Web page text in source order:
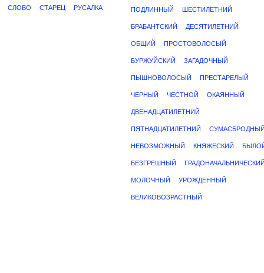
СЛОВО СТАРЕЦ РУСАЛКА ПОДЛИННЫЙ ШЕСТИЛЕТНИЙ
БРАБАНТСКИЙ ДЕСЯТИЛЕТНИЙ
ОБЩИЙ ПРОСТОВОЛОСЫЙ
БУРЖУЙСКИЙ ЗАГАДОЧНЫЙ
ПЫШНОВОЛОСЫЙ ПРЕСТАРЕЛЫЙ
ЧЕРНЫЙ ЧЕСТНОЙ ОКАЯННЫЙ
ДВЕНАДЦАТИЛЕТНИЙ
ПЯТНАДЦАТИЛЕТНИЙ
НЕВОЗМОЖНЫЙ КНЯЖЕСКИЙ
БЕЗГРЕШНЫЙ
МОЛОЧНЫЙ УРОЖДЕННЫЙ
ВЕЛИКОВОЗРАСТНЫЙ